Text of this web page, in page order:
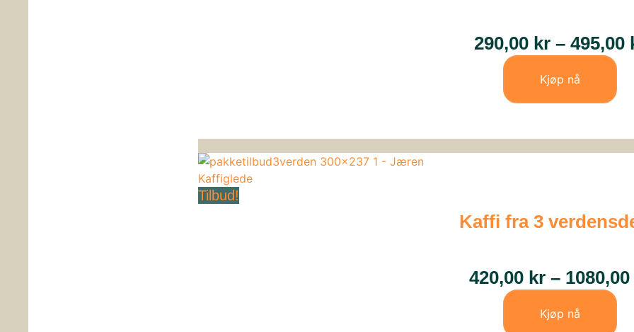
290,00 kr – 495,00
Kjøp nå
Tilbud!
Kaffi fra 3
420,00 kr – 1080,00
Kjøp nå